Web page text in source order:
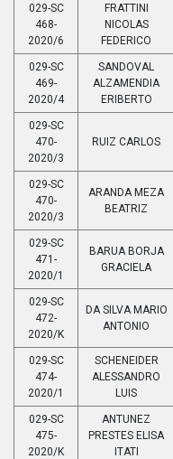
029-SC
468-
2020/6
FRATTINI
NICOLAS
FEDERICO
029-SC
469-
2020/4
SANDOVAL
ALZAMENDIA
ERIBERTO
029-SC
470-
2020/3
RUIZ CARLOS
029-SC
470-
2020/3
ARANDA MEZA
BEATRIZ
029-SC
471-
2020/1
BARUA BORJA
GRACIELA
029-SC
472-
2020/K
DA SILVA MARIO
ANTONIO
029-SC
474-
2020/1
SCHENEIDER
ALESSANDRO
LUIS
029-SC
475-
2020/K
ANTUNEZ
PRESTES ELISA
ITATI